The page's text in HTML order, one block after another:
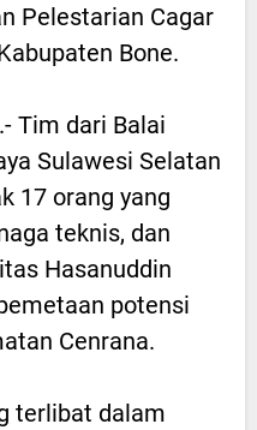
Pelestarian Cagar
Bone.
Tim dari Balai
Sulawesi Selatan
17 orang yang
teknis, dan
Hasanuddin
potensi
Cenrana.
terlibat dalam